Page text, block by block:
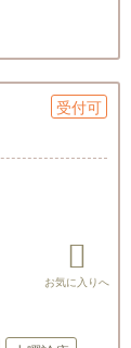
受付可